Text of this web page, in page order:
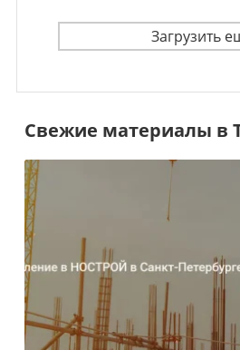
Загрузить
Свежие материалы в